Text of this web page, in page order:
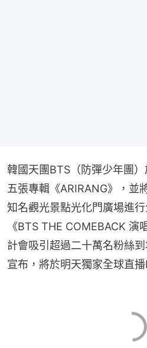
韓國天團BTS（防彈少年團
五張專輯《ARIRANG》，並
知名觀光景點光化門廣場進
《BTS THE COMEBACK 演
計會吸引超過二十萬名粉絲
宣布，將於明天獨家全球直